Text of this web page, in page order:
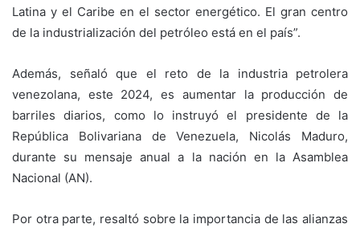
Latina y el Caribe en el sector energético. El gran centro
de la industrialización del petróleo está en el país”.
Además, señaló que el reto de la industria petrolera
venezolana, este 2024, es aumentar la producción de
barriles diarios, como lo instruyó el presidente de la
República Bolivariana de Venezuela, Nicolás Maduro,
durante su mensaje anual a la nación en la Asamblea
Nacional (AN).
Por otra parte, resaltó sobre la importancia de las alianzas